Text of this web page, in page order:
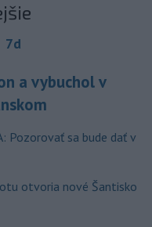
7d
a vybuchol v
Pozorovať sa bude dať v
otvoria nové Šantisko